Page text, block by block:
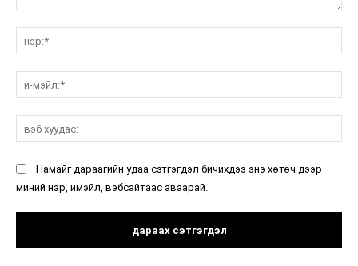
Намайг дараагийн удаа сэтгэгдэл бичихдээ энэ хөтөч дээр
миний нэр, имэйл, вэбсайтаас аваарай.